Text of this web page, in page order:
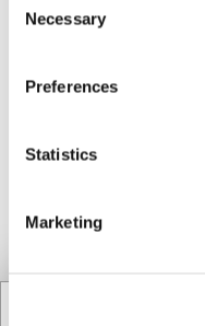
Selection
Necessary
Preferences
Statistics
Marketing
Sušilo za kosu
Kuhalo za vodu
Kupaonska kozmetika
Junior Suite s